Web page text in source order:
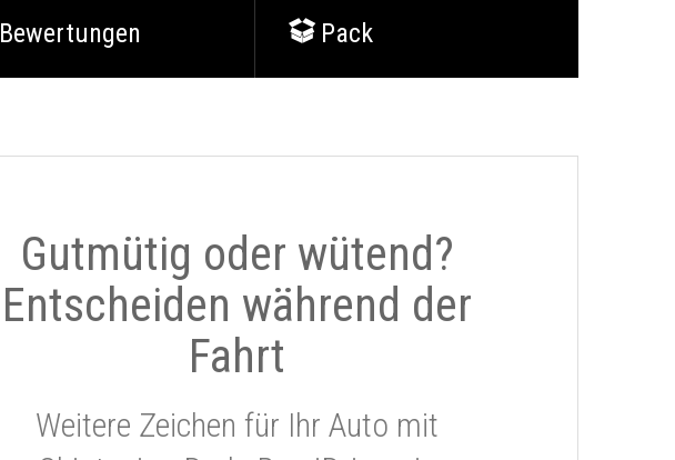
Bewertungen Pack
Gutmütig oder wütend?
Entscheiden während der
Fahrt
Weitere Zeichen für Ihr Auto mit